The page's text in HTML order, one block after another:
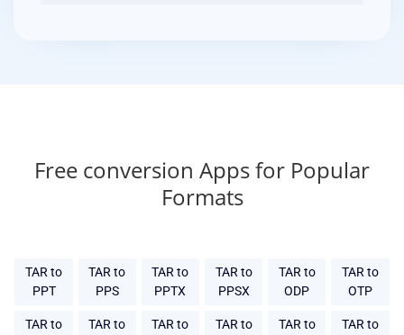
Free conversion Apps for Popular
Formats
TAR to
PPT
TAR to
PPS
TAR to
PPTX
TAR to
PPSX
TAR to
ODP
TAR to
OTP
TAR to
TAR to
TAR to
TAR to
TAR to
TAR to